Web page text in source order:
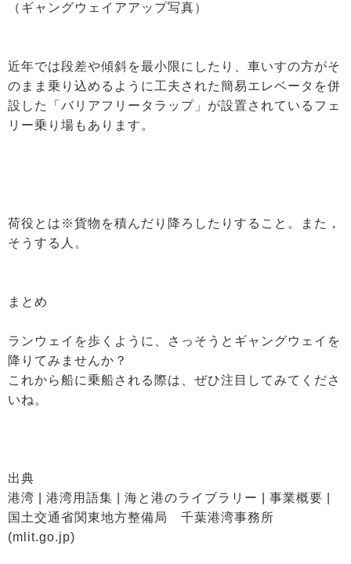
（ギャングウェイアアップ写真）
近年では段差や傾斜を最小限にしたり、車いすの方がそ
のまま乗り込めるように工夫された簡易エレベータを併
設した「バリアフリータラップ」が設置されているフェ
リー乗り場もあります。
荷役とは※貨物を積んだり降ろしたりすること。また，
そうする人。
まとめ
ランウェイを歩くように、さっそうとギャングウェイを
降りてみませんか？
これから船に乗船される際は、ぜひ注目してみてくださ
いね。
出典
港湾 | 港湾用語集 | 海と港のライブラリー | 事業概要 |
国土交通省関東地方整備局 千葉港湾事務所
(mlit.go.jp)